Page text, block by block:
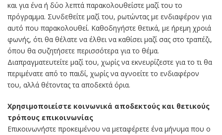
και για ένα ή δύο λεπτά παρακολουθείστε μαζί του το
πρόγραμμα. Συνδεθείτε μαζί του, ρωτώντας με ενδιαφέρον για
αυτό που παρακολουθεί. Καθοδηγήστε θετικά, με ήρεμη χροιά
φωνής, ότι θα θέλατε να έλθει να καθίσει μαζί σας στο τραπέζι,
όπου θα συζητήσετε περισσότερα για το θέμα.
Διαπραγματευτείτε μαζί του, χωρίς να εκνευρίζεστε για το τι θα
περιμένατε από το παιδί, χωρίς να αγνοείτε το ενδιαφέρον
του, αλλά θέτοντας τα αποδεκτά όρια.
Χρησιμοποιείστε κοινωνικά αποδεκτούς και θετικούς
τρόπους επικοινωνίας
Επικοινωνήστε προκειμένου να μεταφέρετε ένα μήνυμα που ο